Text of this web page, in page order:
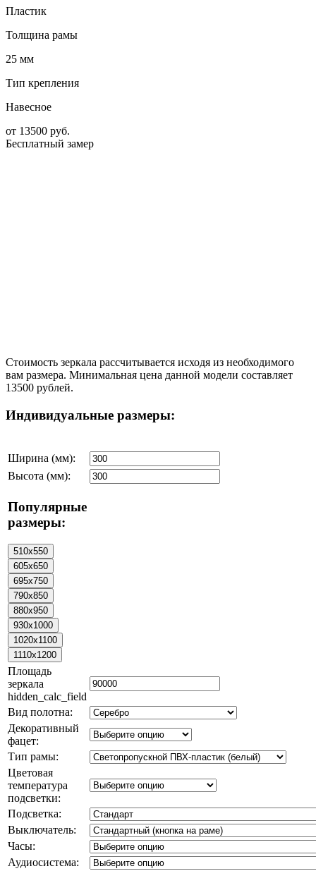
Пластик
Толщина рамы
25 мм
Тип крепления
Навесное
от 13500 руб.
Бесплатный замер
Стоимость зеркала рассчитывается исходя из необходимого
вам размера. Минимальная цена данной модели составляет
13500 рублей.
Индивидуальные размеры:
Ширина (мм):
Высота (мм):
Популярные
размеры:
Площадь
зеркала
hidden_calc_field
Вид полотна:
Декоративный
фацет:
Тип рамы:
Цветовая
температура
подсветки:
Подсветка:
Выключатель:
Часы:
Аудиосистема: